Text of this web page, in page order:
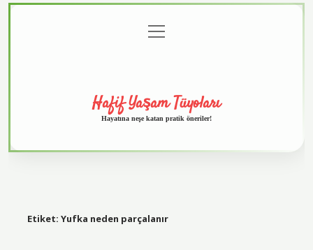
menüyü
aç
Hafif Yaşam Tüyoları
Hayatına neşe katan pratik öneriler!
Etiket: Yufka neden parçalanır